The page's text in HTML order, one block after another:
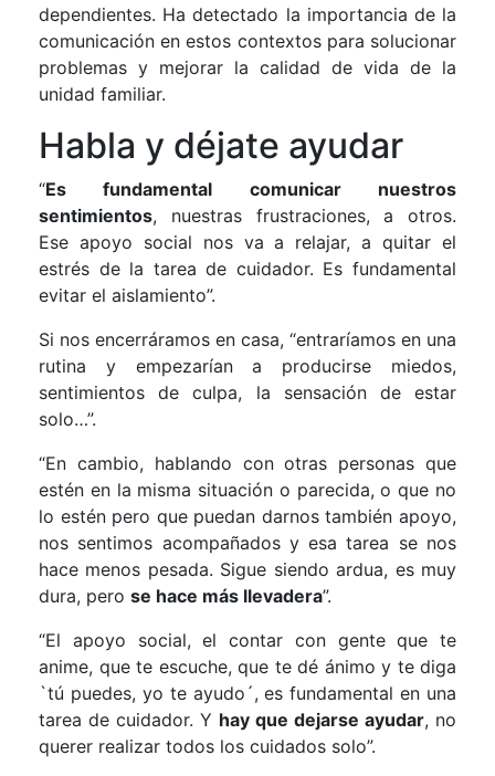
dependientes. Ha detectado la importancia de la
comunicación en estos contextos para solucionar
problemas y mejorar la calidad de vida de la
unidad familiar.
Habla y déjate ayudar
“Es fundamental comunicar nuestros
sentimientos, nuestras frustraciones, a otros.
Ese apoyo social nos va a relajar, a quitar el
estrés de la tarea de cuidador. Es fundamental
evitar el aislamiento”.
Si nos encerráramos en casa, “entraríamos en una
rutina y empezarían a producirse miedos,
sentimientos de culpa, la sensación de estar
solo…”.
“En cambio, hablando con otras personas que
estén en la misma situación o parecida, o que no
lo estén pero que puedan darnos también apoyo,
nos sentimos acompañados y esa tarea se nos
hace menos pesada. Sigue siendo ardua, es muy
dura, pero se hace más llevadera”.
“El apoyo social, el contar con gente que te
anime, que te escuche, que te dé ánimo y te diga
`tú puedes, yo te ayudo´, es fundamental en una
tarea de cuidador. Y hay que dejarse ayudar, no
querer realizar todos los cuidados solo”.